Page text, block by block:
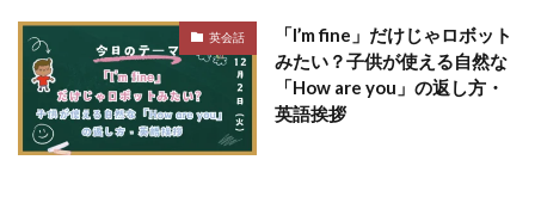
英会話
「I’m fine」だけじゃロボット
みたい？子供が使える自然な
「How are you」の返し方・
英語挨拶